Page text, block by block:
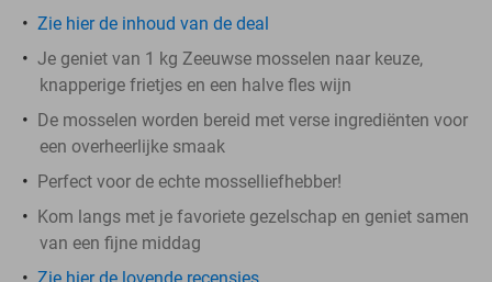
Zie hier de inhoud van de deal
Je geniet van 1 kg Zeeuwse mosselen naar keuze,
knapperige frietjes en een halve fles wijn
De mosselen worden bereid met verse ingrediënten voor
een overheerlijke smaak
Perfect voor de echte mosselliefhebber!
Kom langs met je favoriete gezelschap en geniet samen
van een fijne middag